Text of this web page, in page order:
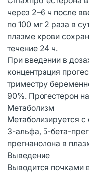
через 2–6 ч после
по 100 мг 2 раза в
плазме крови
течение 24 ч.
При введении в
концентрация
триместру
90%. Прогестерон
Метаболизм
Метаболизируется
3-альфа, 5-бета-
прегнанолона в
Выведение
Выводится почками